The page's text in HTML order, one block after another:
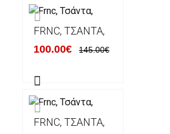
FRNC, ΤΣΆΝΤΑ,
100.00€ 145.00€
FRNC, ΤΣΆΝΤΑ,